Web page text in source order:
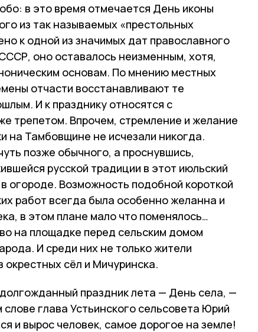
в это время отмечается День иконы
из так называемых «престольных
к одной из значимых дат православного
оно оставалось неизменным, хотя,
основам. По мнению местных
отчасти восстанавливают те
И к празднику относятся с
трепетом. Впрочем, стремление и желание
на Тамбовщине не исчезали никогда.
позже обычного, а проснувшись,
русской традиции в этот июльский
огороде. Возможность подобной короткой
работ всегда была особенно желанна и
в этом плане мало что поменялось…
на площадке перед сельским домом
И среди них не только жители
сёл и Мичуринска.
праздник лета — День села, —
глава Устьинского сельсовета Юрий
и вырос человек, самое дорогое на земле!